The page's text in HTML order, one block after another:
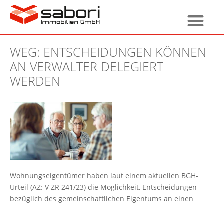
WEG: ENTSCHEIDUNGEN KÖNNEN
AN VERWALTER DELEGIERT
WERDEN
Wohnungseigentümer haben laut einem aktuellen BGH-
Urteil (AZ: V ZR 241/23) die Möglichkeit, Entscheidungen
bezüglich des gemeinschaftlichen Eigentums an einen